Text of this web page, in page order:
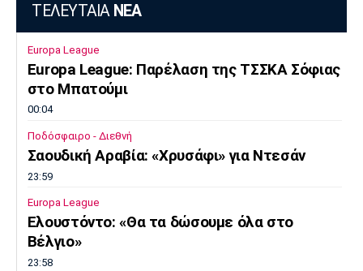
ΤΕΛΕΥΤΑΙΑ ΝΕΑ
Europa League
Europa League: Παρέλαση της ΤΣΣΚΑ Σόφιας
στο Μπατούμι
00:04
Ποδόσφαιρο - Διεθνή
Σαουδική Αραβία: «Χρυσάφι» για Ντεσάν
23:59
Europa League
Ελουστόντο: «Θα τα δώσουμε όλα στο
Βέλγιο»
23:58